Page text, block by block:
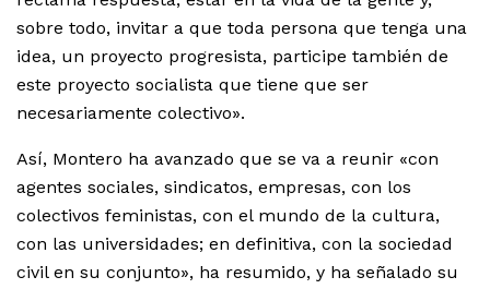
sobre todo, invitar a que toda persona que tenga una
idea, un proyecto progresista, participe también de
este proyecto socialista que tiene que ser
necesariamente colectivo».
Así, Montero ha avanzado que se va a reunir «con
agentes sociales, sindicatos, empresas, con los
colectivos feministas, con el mundo de la cultura,
con las universidades; en definitiva, con la sociedad
civil en su conjunto», ha resumido, y ha señalado su